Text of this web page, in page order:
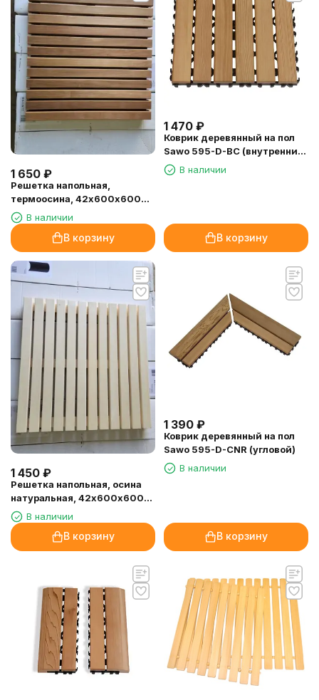
1 650 ₽
Решетка напольная,
термоосина, 42х600х600
мм.В наличии
В корзину
1 470 ₽
Коврик деревянный на пол
Sawo 595-D-BC (внутренние
блоки)В наличии
В корзину
1 450 ₽
Решетка напольная, осина
натуральная, 42х600х600
мм.В наличии
В корзину
1 390 ₽
Коврик деревянный на пол
Sawo 595-D-CNR (угловой)
В наличии
В корзину